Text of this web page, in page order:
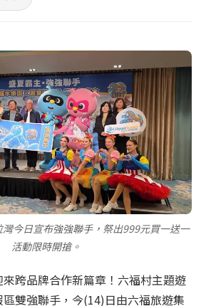
今日宣布強強聯手，祭出999元買一送一
活動限時開搶。
跨品牌合作新篇章！六福村主題遊
雙強聯手，今(14)日由六福旅遊集